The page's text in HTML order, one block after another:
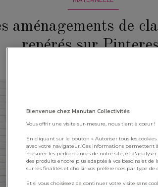
aménagements de
repérés sur
Bienvenue chez Manutan Collectivités
Vous offrir une visite sur-mesure, nous tient à cœur !
En cliquant sur le bouton « Autoriser tous les
avec votre navigateur. Ces informations
mesurer les performances de notre site, et
des produits encore plus adaptés à vos besoins et
sur les finalités et choisir vos préférences par type de
Et si vous choisissez de continuer votre visite sans